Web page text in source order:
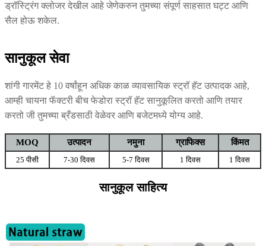
ड्रॉस्ट्रिंग क्लोजर देखील आहे जेणेकरुन तुमच्या संपूर्ण साहसात घट्ट आणि
सैल होऊ शकेल.
सानुकूल सेवा
शांगी गारमेंट हे 10 वर्षांहून अधिक काळ व्यावसायिक स्ट्रॉ हॅट उत्पादक आहे,
आम्ही चायना फॅक्टरी बीच फेडोरा स्ट्रॉ हॅट सानुकूलित करतो आणि तयार
करतो जी तुमच्या ब्रँडसाठी वेळेवर आणि बजेटमध्ये योग्य आहे.
MOQ उत्पादन नमुना ग्राफिक्स किंमत
25 पीसी 7-30 दिवस 5-7 दिवस 1 दिवस 1 दिवस
सानुकूल साहित्य